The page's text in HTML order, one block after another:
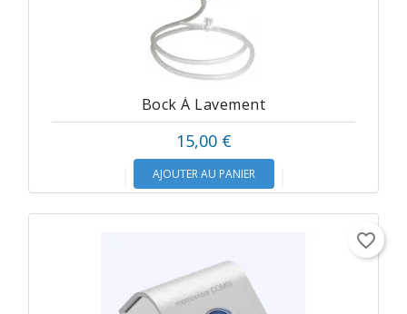
Bock À Lavement
15,00 €
AJOUTER AU PANIER
favorite_border